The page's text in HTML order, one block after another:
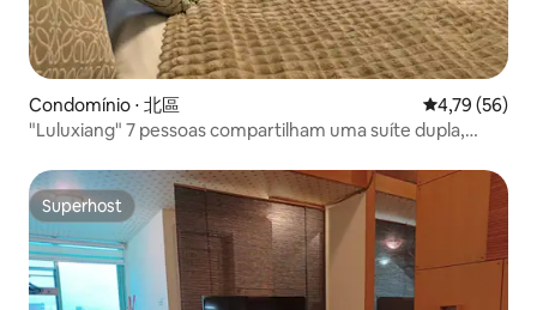
Condomínio ⋅ 北區 4,79 de uma
4,79 (56)
"Luluxiang" 7 pessoas compartilham uma suíte dupla,
Orange
Superhost
Superhost